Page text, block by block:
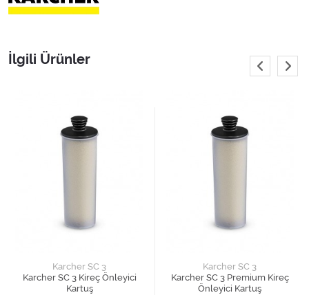
İlgili Ürünler
Karcher SC 3
Karcher SC 3 Kireç Önleyici
Kartuş
Karcher SC 3
Karcher SC 3 Premium Kireç
Önleyici Kartuş